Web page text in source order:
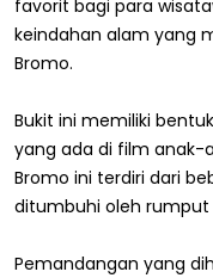
favorit bagi para
keindahan alam yang
Bromo.
Bukit ini memiliki
yang ada di film anak-
Bromo ini terdiri dari
ditumbuhi oleh rumput
Pemandangan yang